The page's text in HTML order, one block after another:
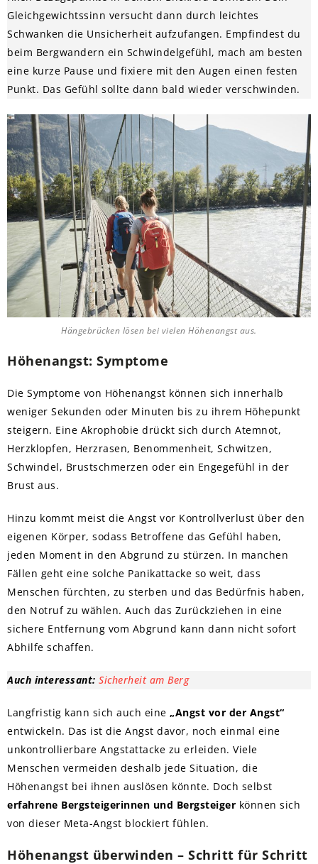
Gleichgewichtssinn versucht dann durch leichtes
Schwanken die Unsicherheit aufzufangen. Empfindest du
beim Bergwandern ein Schwindelgefühl, mach am besten
eine kurze Pause und fixiere mit den Augen einen festen
Punkt. Das Gefühl sollte dann bald wieder verschwinden.
Hängebrücken lösen bei vielen Höhenangst aus.
Höhenangst: Symptome
Die Symptome von Höhenangst können sich innerhalb
weniger Sekunden oder Minuten bis zu ihrem Höhepunkt
steigern. Eine Akrophobie drückt sich durch Atemnot,
Herzklopfen, Herzrasen, Benommenheit, Schwitzen,
Schwindel, Brustschmerzen oder ein Engegefühl in der
Brust aus.
Hinzu kommt meist die Angst vor Kontrollverlust über den
eigenen Körper, sodass Betroffene das Gefühl haben,
jeden Moment in den Abgrund zu stürzen. In manchen
Fällen geht eine solche Panikattacke so weit, dass
Menschen fürchten, zu sterben und das Bedürfnis haben,
den Notruf zu wählen. Auch das Zurückziehen in eine
sichere Entfernung vom Abgrund kann dann nicht sofort
Abhilfe schaffen.
Auch interessant: Sicherheit am Berg
Langfristig kann sich auch eine „Angst vor der Angst“
entwickeln. Das ist die Angst davor, noch einmal eine
unkontrollierbare Angstattacke zu erleiden. Viele
Menschen vermeiden deshalb jede Situation, die
Höhenangst bei ihnen auslösen könnte. Doch selbst
erfahrene Bergsteigerinnen und Bergsteiger können sich
von dieser Meta-Angst blockiert fühlen.
Höhenangst überwinden – Schritt für Schritt